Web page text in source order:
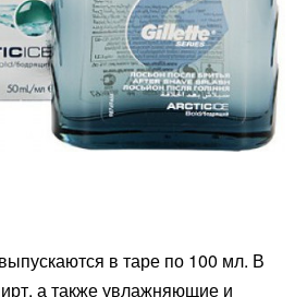
в таре по 100 мл. В
а также увлажняющие и